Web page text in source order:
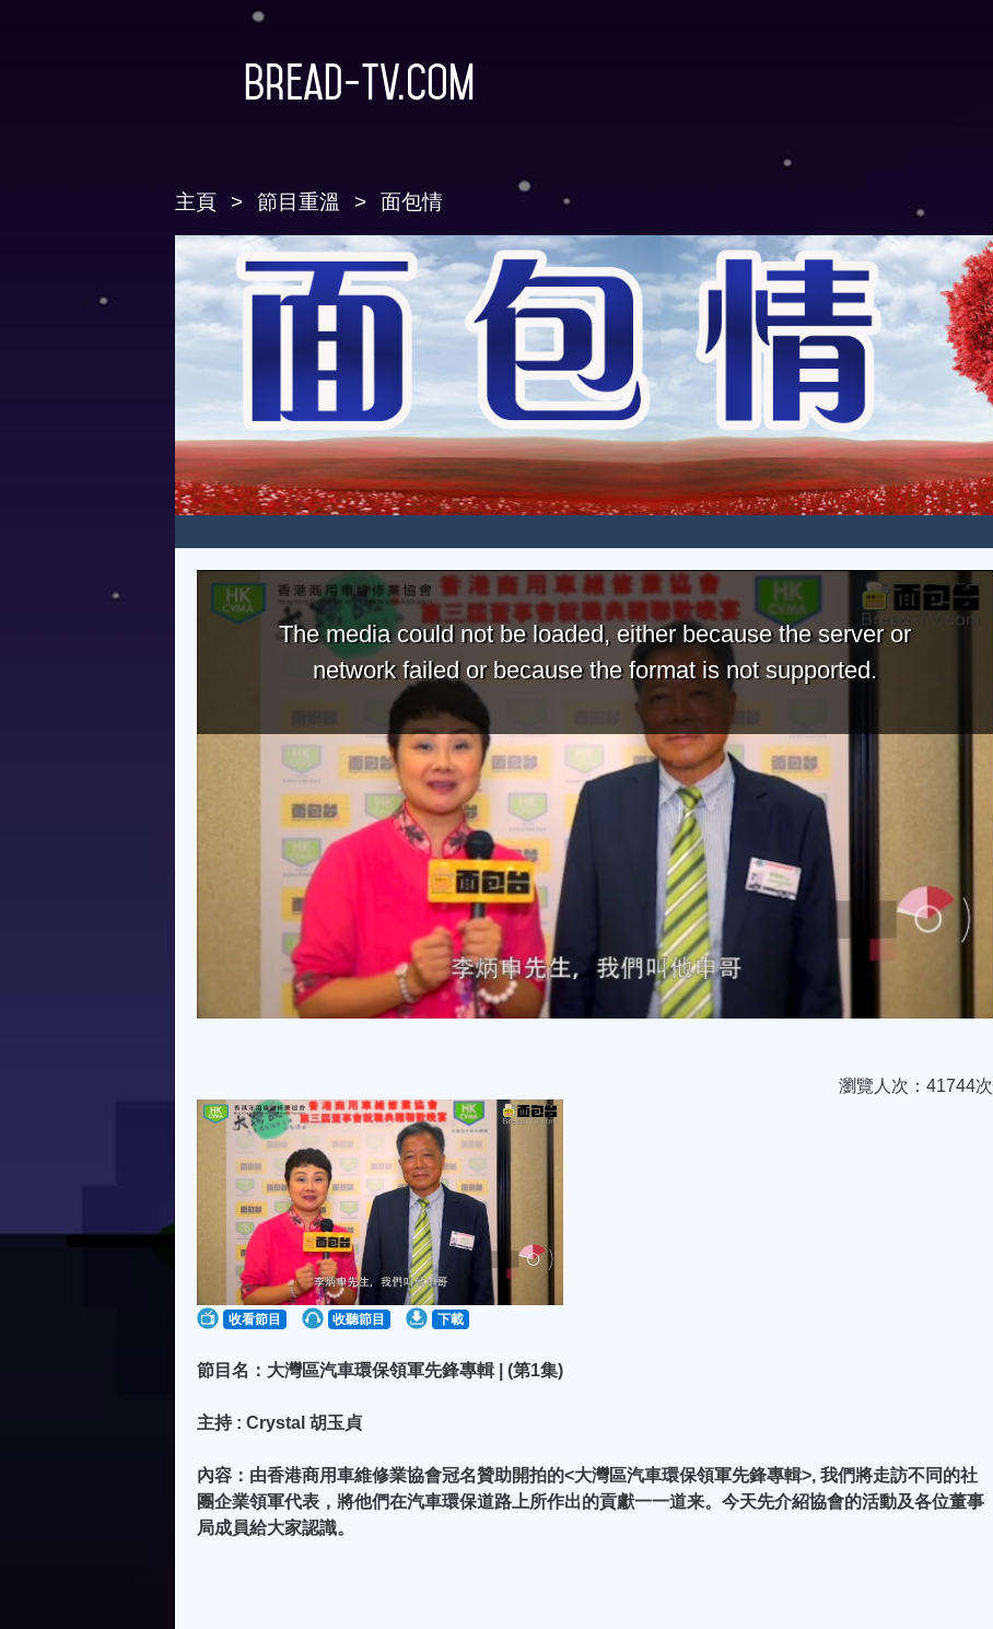
Bread-TV.com
主頁 節目重溫 面包情
The media could not be loaded, either because the server or
network failed or because the format is not supported.
瀏覽人次：41744次
收看節目 收聽節目 下載
節目名：大灣區汽車環保領軍先鋒專輯 | (第1集)
主持 : Crystal 胡玉貞
內容：由香港商用車維修業協會冠名贊助開拍的<大灣區汽車環保領軍先鋒專輯>, 我們將走訪不同的社
團企業領軍代表，將他們在汽車環保道路上所作出的貢獻一一道来。今天先介紹協會的活動及各位董事
局成員給大家認識。